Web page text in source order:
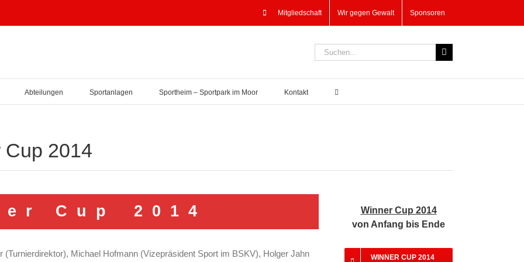
Mitgliedschaft Wir gegen Gewalt Sponsoren
Suche
nach:
Abteilungen Sportanlagen Sportheim – Sportpark im Moor Kontakt
2014
e r C u p 2 0 1 4
(Turnierdirektor), Michael Hofmann (Vizepräsident Sport im BSKV), Holger Jahn
Winner Cup 2014
von Anfang bis Ende
WINNER CUP 2014